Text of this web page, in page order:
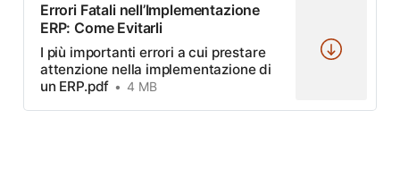
Errori Fatali nell’Implementazione
ERP: Come Evitarli
I più importanti errori a cui prestare
attenzione nella implementazione di
un ERP.pdf
4 MB